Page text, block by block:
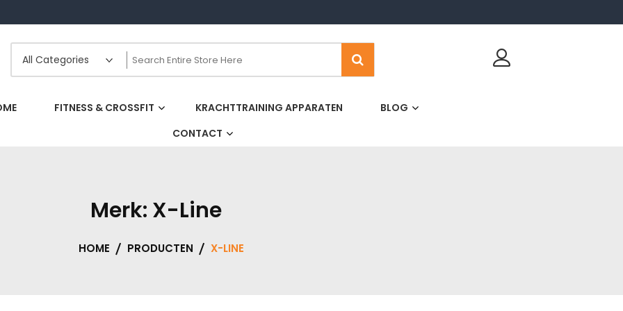
FITNESS & CROSSFIT KRACHTTRAINING APPARATEN
BLOG
CONTACT
Merk: X-Line
HOME PRODUCTEN X-LINE